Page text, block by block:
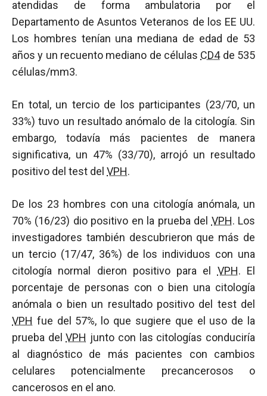
atendidas de forma ambulatoria por el
Departamento de Asuntos Veteranos de los EE UU.
Los hombres tenían una mediana de edad de 53
años y un recuento mediano de células CD4de 535
células/mm3.
En total, un tercio de los participantes (23/70, un
33%) tuvo un resultado anómalo de la citología. Sin
embargo, todavía más pacientes de manera
significativa, un 47% (33/70), arrojó un resultado
positivo del test del VPH.
De los 23 hombres con una citología anómala, un
70% (16/23) dio positivo en la prueba del VPH. Los
investigadores también descubrieron que más de
un tercio (17/47, 36%) de los individuos con una
citología normal dieron positivo para el VPH. El
porcentaje de personas con o bien una citología
anómala o bien un resultado positivo del test del
VPH fue del 57%, lo que sugiere que el uso de la
prueba delVPH junto con las citologías conduciría
al diagnóstico de más pacientes con cambios
celulares potencialmente precancerosos o
cancerosos en el ano.